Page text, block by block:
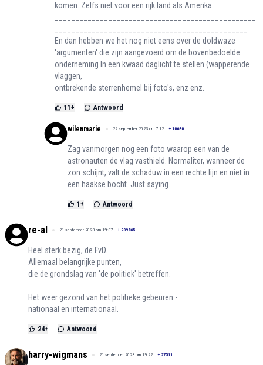
komen. Zelfs niet voor een rijk land als Amerika.
En dan hebben we het nog niet eens over de doldwaze
'argumenten' die zijn aangevoerd om de bovenbedoelde
onderneming In een kwaad daglicht te stellen (wapperende
vlaggen,
ontbrekende sterrenhemel bij foto's, enz enz.
11 + Antwoord
wilenmarie 22 september 2023 om 7:12 + 10630
Zag vanmorgen nog een foto waarop een van de
astronauten de vlag vasthield. Normaliter, wanneer de
zon schijnt, valt de schaduw in een rechte lijn en niet in
een haakse bocht. Just saying.
1 + Antwoord
re-al 21 september 2023 om 19:37 + 209865
Heel sterk bezig, de FvD.
Allemaal belangrijke punten,
die de grondslag van 'de politiek' betreffen.
Het weer gezond van het politieke gebeuren -
nationaal en internationaal.
24+ Antwoord
harry-wigmans 21 september 2023 om 19:22 + 27511